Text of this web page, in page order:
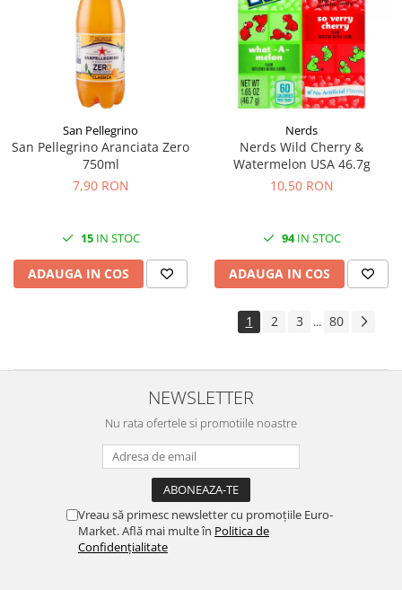
San Pellegrino
San Pellegrino Aranciata Zero
750ml
7,90 RON
15IN STOC
ADAUGA IN COS
Nerds
Nerds Wild Cherry &
Watermelon USA 46.7g
10,50 RON
94IN STOC
ADAUGA IN COS
1 2 3 ... 80
NEWSLETTER
Nu rata ofertele si promotiile noastre
Vreau să primesc newsletter cu promoțiile Euro-
Market. Află mai multe în Politica de
Confidențialitate